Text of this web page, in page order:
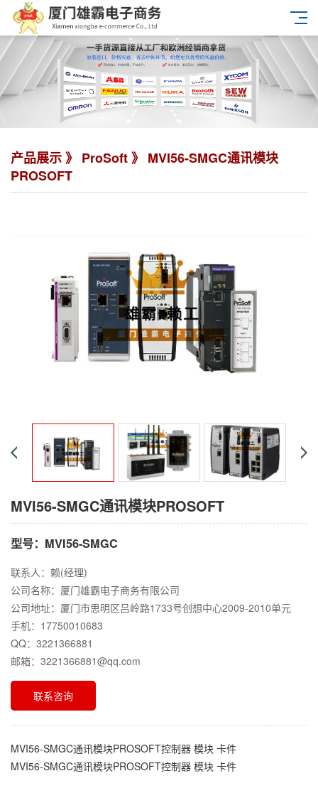
产品展示 》 ProSoft》 MVI56-SMGC通讯模块
PROSOFT
MVI56-SMGC通讯模块PROSOFT
型号：MVI56-SMGC
联系人：赖(经理)
公司名称：厦门雄霸电子商务有限公司
公司地址：厦门市思明区吕岭路1733号创想中心2009-2010单元
手机：17750010683
QQ：3221366881
邮箱：3221366881@qq.com
联系咨询
MVI56-SMGC通讯模块PROSOFT控制器 模块 卡件
MVI56-SMGC通讯模块PROSOFT控制器 模块 卡件